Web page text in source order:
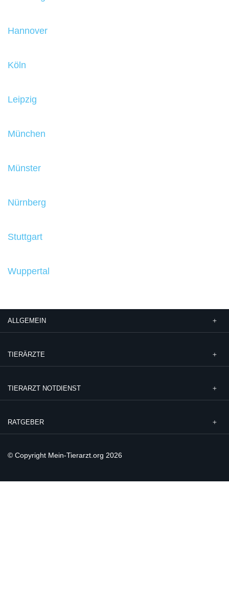
Hannover
Köln
Leipzig
München
Münster
Nürnberg
Stuttgart
Wuppertal
ALLGEMEIN
TIERÄRZTE
TIERARZT NOTDIENST
RATGEBER
© Copyright Mein-Tierarzt.org 2026